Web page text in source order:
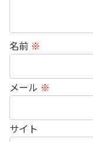
名前 ※
メール ※
サイト